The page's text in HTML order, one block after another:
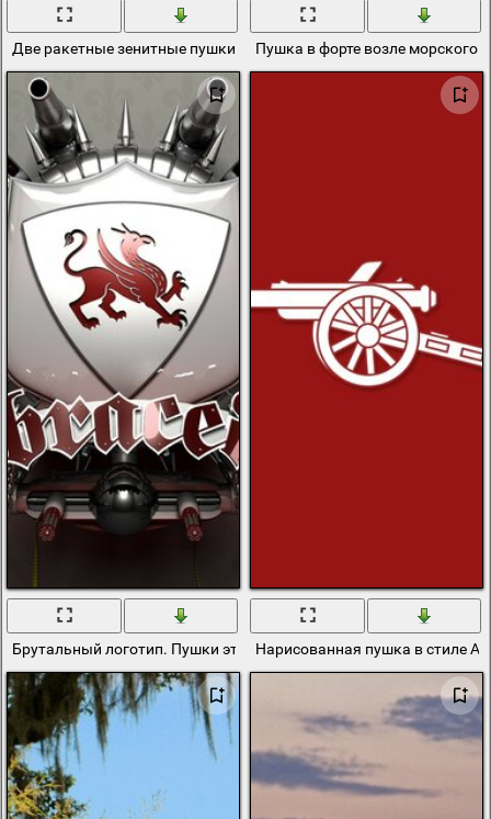
Две ракетные зенитные пушки направлены друг на друга
Пушка в форте возле морского
Брутальный логотип. Пушки это детям не игрушки
Нарисованная пушка в стиле